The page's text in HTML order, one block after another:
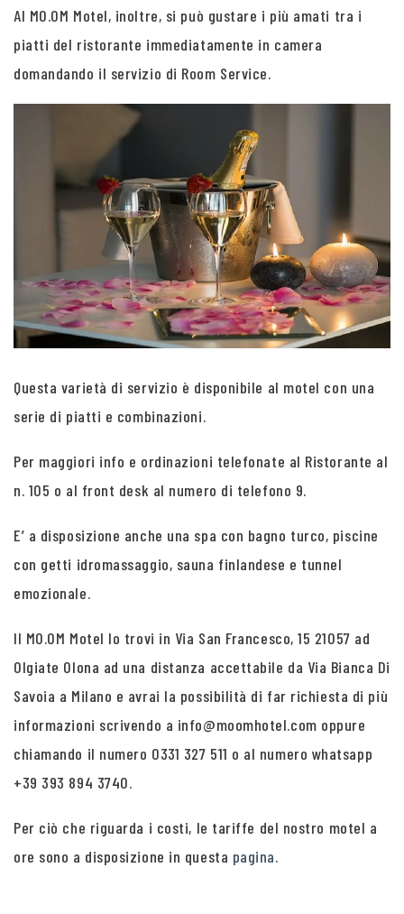
Al MO.OM Motel, inoltre, si può gustare i più amati tra i
piatti del ristorante immediatamente in camera
domandando il servizio di Room Service.
Questa varietà di servizio è disponibile al motel con una
serie di piatti e combinazioni.
Per maggiori info e ordinazioni telefonate al Ristorante al
n. 105 o al front desk al numero di telefono 9.
E’ a disposizione anche una spa con bagno turco, piscine
con getti idromassaggio, sauna finlandese e tunnel
emozionale.
Il MO.OM Motel lo trovi in Via San Francesco, 15 21057 ad
Olgiate Olona ad una distanza accettabile da Via Bianca Di
Savoia a Milano e avrai la possibilità di far richiesta di più
informazioni scrivendo a info@moomhotel.com oppure
chiamando il numero 0331 327 511 o al numero whatsapp
+39 393 894 3740.
Per ciò che riguarda i costi, le tariffe del nostro motel a
ore sono a disposizione in questa pagina.